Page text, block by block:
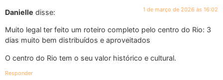
Danielle disse: 1 de março de 2026 às 16:02
Muito legal ter feito um roteiro completo pelo centro do Rio: 3
dias muito bem distribuídos e aproveitados
O centro do Rio tem o seu valor histórico e cultural.
Responder